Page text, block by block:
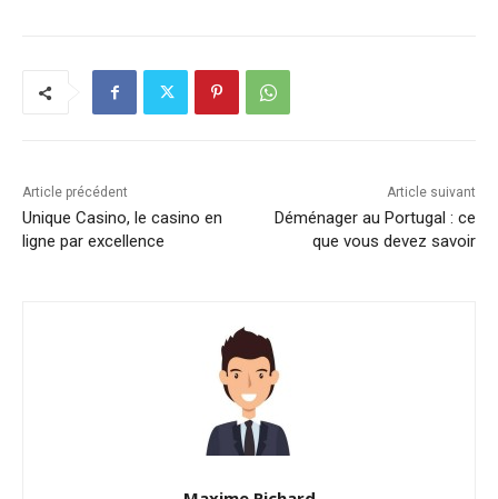
Article précédent
Unique Casino, le casino en
ligne par excellence
Article suivant
Déménager au Portugal : ce
que vous devez savoir